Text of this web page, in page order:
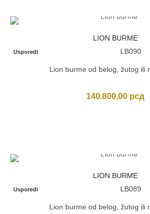
LION BURME
Usporedi LB090
Lion burme od belog, žutog ili
140.800,00 рсд
LION BURME
Usporedi LB089
Lion burme od belog, žutog ili